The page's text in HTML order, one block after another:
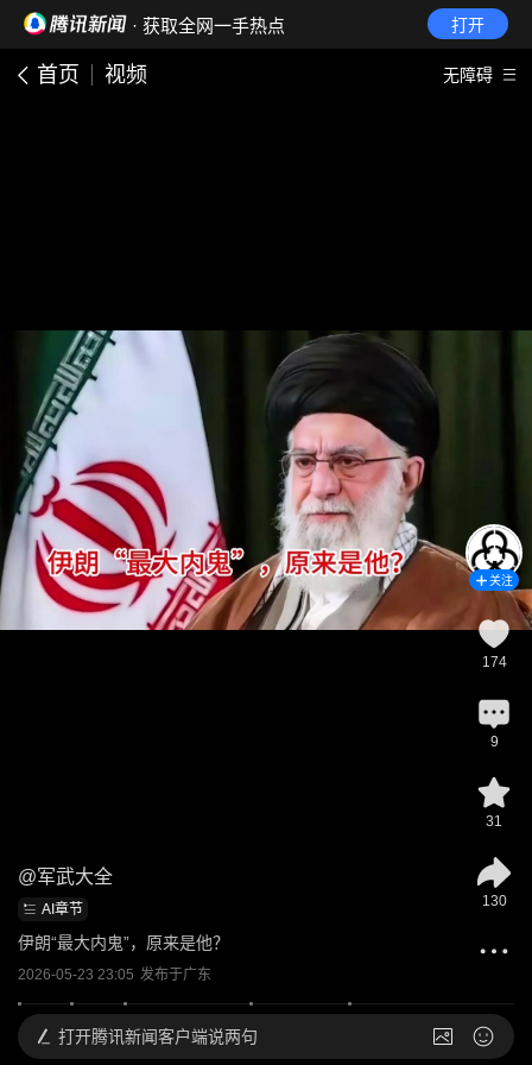
· 获取全网一手热点 打开
首页 视频 无障碍
@军武大全
AI章节
伊朗“最大内鬼”，原来是他？
2026-05-23 23:05 发布于广东
关注
174
9
31
130
打开腾讯新闻客户端说两句